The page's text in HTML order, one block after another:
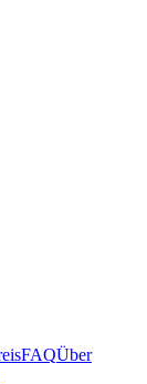
FAQÜber